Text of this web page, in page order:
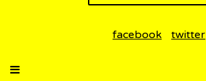
facebook twitter